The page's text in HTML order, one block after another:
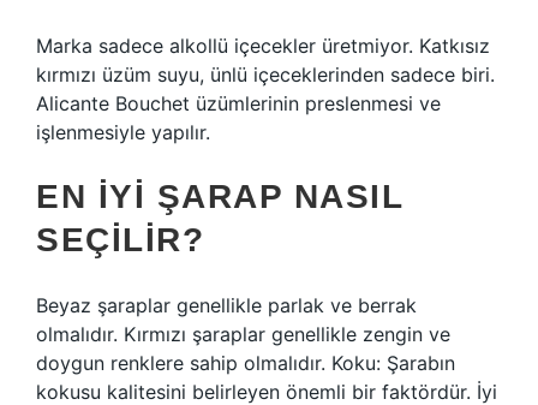
Marka sadece alkollü içecekler üretmiyor. Katkısız
kırmızı üzüm suyu, ünlü içeceklerinden sadece biri.
Alicante Bouchet üzümlerinin preslenmesi ve
işlenmesiyle yapılır.
EN IYI ŞARAP NASIL
SEÇILIR?
Beyaz şaraplar genellikle parlak ve berrak
olmalıdır. Kırmızı şaraplar genellikle zengin ve
doygun renklere sahip olmalıdır. Koku: Şarabın
kokusu kalitesini belirleyen önemli bir faktördür. İyi